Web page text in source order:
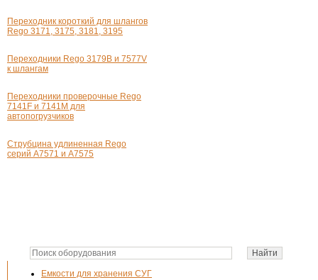
Емкости для хранения СУГ
Переходник короткий для шлангов
Rego 3171, 3175, 3181, 3195
Переходники Rego 3179В и 7577V
к шлангам
Переходники проверочные Rego
7141F и 7141М для
автопогрузчиков
Струбцина удлиненная Rego
серий А7571 и А7575